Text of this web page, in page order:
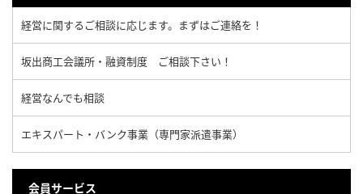
経営に関するご相談に応じます。まずはご連絡を！
坂出商工会議所・融資制度 ご相談下さい！
経営なんでも相談
エキスパート・バンク事業（専門家派遣事業）
会員サービス